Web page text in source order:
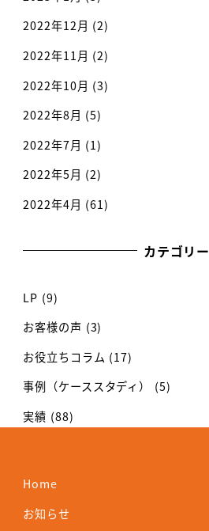
2022年12月 (2)
2022年11月 (2)
2022年10月 (3)
2022年8月 (5)
2022年7月 (1)
2022年5月 (2)
2022年4月 (61)
カテゴリー
LP (9)
お客様の声 (3)
お役立ちコラム (17)
事例（ケーススタディ）
(5)
実績 (88)
Home
お知らせ